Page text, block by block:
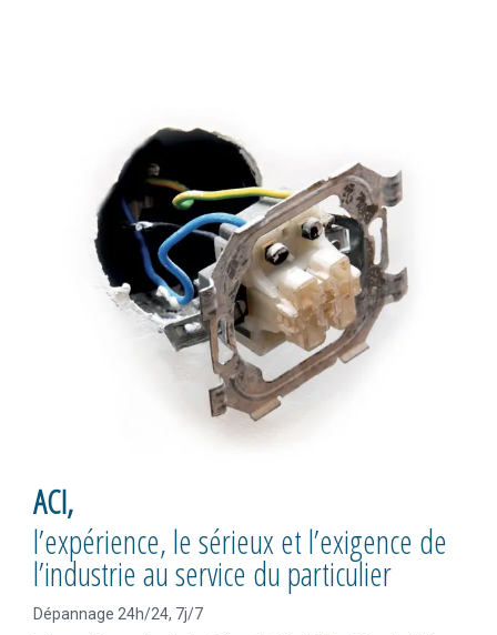
ACI,
l’expérience, le sérieux et l’exigence de
l’industrie au service du particulier
Dépannage 24h/24, 7j/7